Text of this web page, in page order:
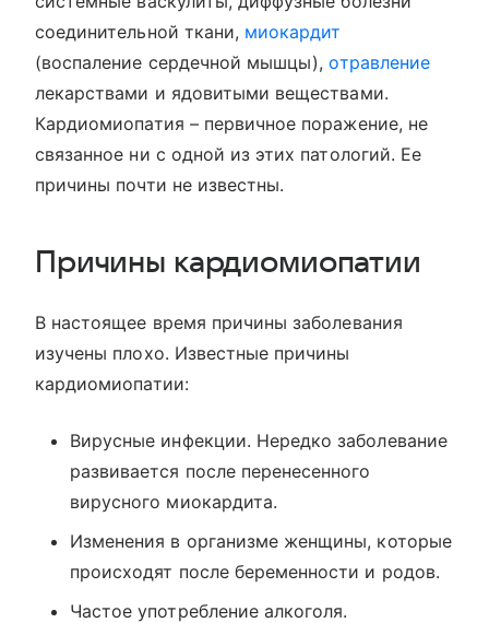
соединительной ткани, миокардит
(воспаление сердечной мышцы),отравление
лекарствами и ядовитыми веществами.
Кардиомиопатия – первичное поражение, не
связанное ни с одной из этих патологий. Ее
причины почти не известны.
Причины кардиомиопатии
В настоящее время причины заболевания
изучены плохо. Известные причины
кардиомиопатии:
Вирусные инфекции. Нередко заболевание
развивается после перенесенного
вирусного миокардита.
Изменения в организме женщины, которые
происходят после беременности и родов.
Частое употребление алкоголя.